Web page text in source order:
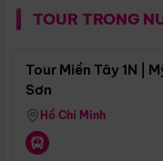
TOUR TRONG
Tour Miền Tây 1N |
Sơn
Hồ Chí Minh